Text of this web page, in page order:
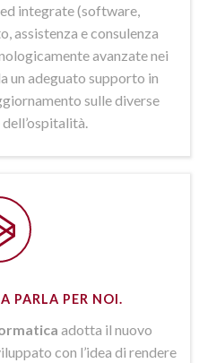
integrate (software,
assistenza e consulenza
avanzate nei
un adeguato supporto in
sulle diverse
PARLA PER NOI.
adotta il nuovo
con l’idea di rendere